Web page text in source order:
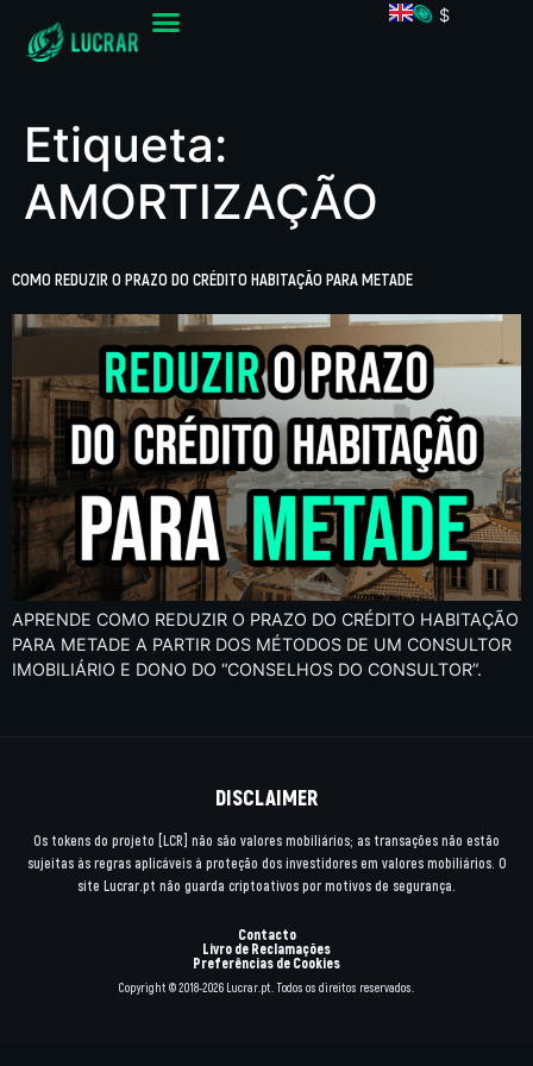
$
Etiqueta:
AMORTIZAÇÃO
COMO REDUZIR O PRAZO DO CRÉDITO HABITAÇÃO PARA METADE
APRENDE COMO REDUZIR O PRAZO DO CRÉDITO HABITAÇÃO
PARA METADE A PARTIR DOS MÉTODOS DE UM CONSULTOR
IMOBILIÁRIO E DONO DO “CONSELHOS DO CONSULTOR”.
DISCLAIMER
Os tokens do projeto [LCR] não são valores mobiliários; as transações não estão
sujeitas às regras aplicáveis à proteção dos investidores em valores mobiliários. O
site Lucrar.pt não guarda criptoativos por motivos de segurança.
Contacto
Livro de Reclamações
Preferências de Cookies
Copyright © 2018-2026 Lucrar.pt. Todos os direitos reservados.